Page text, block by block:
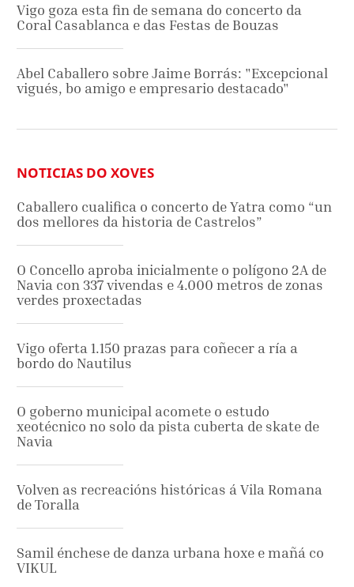
Vigo goza esta fin de semana do concerto da
Coral Casablanca e das Festas de Bouzas
Abel Caballero sobre Jaime Borrás: "Excepcional
vigués, bo amigo e empresario destacado"
NOTICIAS DO XOVES
Caballero cualifica o concerto de Yatra como “un
dos mellores da historia de Castrelos”
O Concello aproba inicialmente o polígono 2A de
Navia con 337 vivendas e 4.000 metros de zonas
verdes proxectadas
Vigo oferta 1.150 prazas para coñecer a ría a
bordo do Nautilus
O goberno municipal acomete o estudo
xeotécnico no solo da pista cuberta de skate de
Navia
Volven as recreacións históricas á Vila Romana
de Toralla
Samil énchese de danza urbana hoxe e mañá co
VIKUL